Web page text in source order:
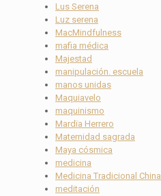
Lus Serena
Luz serena
MacMindfulness
mafia médica
Majestad
manipulación. escuela
manos unidas
Maquiavelo
maquinismo
Mardïa Herrero
Maternidad sagrada
Maya cósmica
medicina
Medicina Tradicional China
meditación